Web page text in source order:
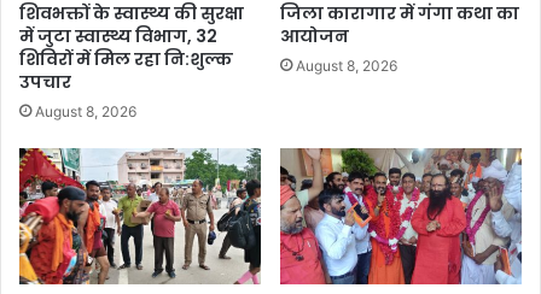
शिवभक्तों के स्वास्थ्य की सुरक्षा
में जुटा स्वास्थ्य विभाग, 32
शिविरों में मिल रहा नि:शुल्क
उपचार
August 8, 2026
जिला कारागार में गंगा कथा का
आयोजन
August 8, 2026